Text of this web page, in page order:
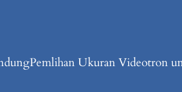
Pemlihan Ukuran Videotron